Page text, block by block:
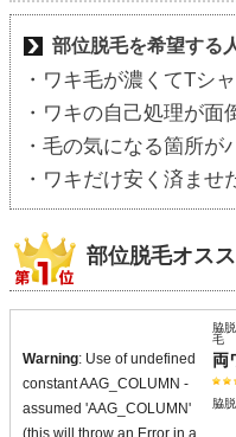
部位脱毛を希望する
・ワキ毛が濃くてTシ
・ワキの自己処理が面
・毛の気になる箇所が
・ワキだけ安く済ませ
部位脱毛オス
Warning: Use of undefined
constant AAG_COLUMN -
assumed 'AAG_COLUMN'
(this will throw an Error in a
脇
毛
両
脇